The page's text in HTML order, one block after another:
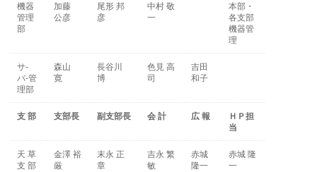
機器
管理
部
加藤
公彦
尾形 邦
彦
中村 敬
一
本部・
各支部
機器管
理
サ-
バ-管
理部
森山
寛
長谷川
博
色見 高
司
吉田
和子
支 部 支部長 副支部長 会 計 広 報
ＨＰ担
当
天 草
支 部
金澤 裕
厳
末永 正
章
吉永 繁
敏
赤城
隆一
赤城 隆
一